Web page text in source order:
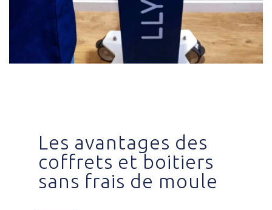
Les avantages des
coffrets et boitiers
sans frais de moule